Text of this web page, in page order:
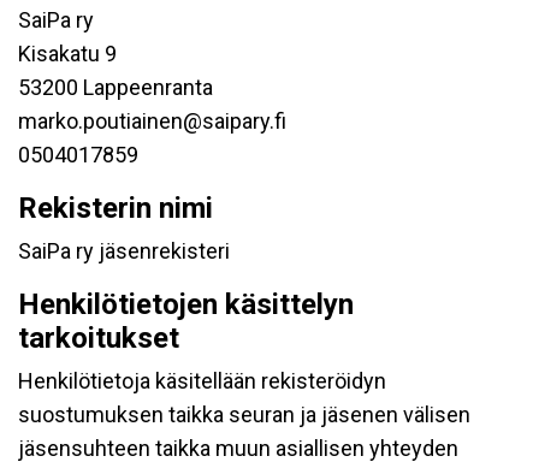
SaiPa ry
Kisakatu 9
53200 Lappeenranta
marko.poutiainen@saipary.fi
0504017859
Rekisterin nimi
SaiPa ry jäsenrekisteri
Henkilötietojen käsittelyn
tarkoitukset
Henkilötietoja käsitellään rekisteröidyn
suostumuksen taikka seuran ja jäsenen välisen
jäsensuhteen taikka muun asiallisen yhteyden